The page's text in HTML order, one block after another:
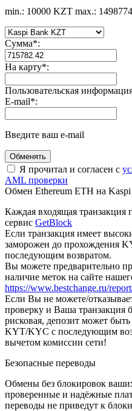
min.: 10000 KZT max.:
Сумма*:
На карту*:
Пользовательская
E-mail*:
Введите ваш e-mail
Я прочитал и согласен с
AML проверки
Обмен Ethereum ETH на
Каждая входящая транзакция
сервис GetBlock
Если транзакция имеет
заморожен до прохождения
последующим возвратом.
Вы можете предварительно
наличие меток на сайте
https://www.bestchange.ru/
Eсли Вы не можете/
проверку и Ваша транзакция
рисковая, депозит может
KYT/KYC с последующим
вычетом комиссии сети!
Безопасные переводы
Обмены без блокировок
проверенные и надёжные
переводы не приведут к